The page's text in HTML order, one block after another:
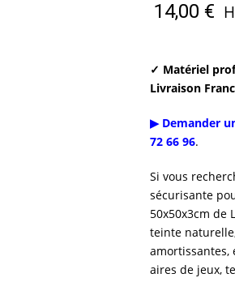
14,00 €
✓ Matériel
Livraison
▶ Demander
72 66 96.
Si vous
sécurisante
50x50x3cm de
teinte
amortissantes,
aires de jeux,